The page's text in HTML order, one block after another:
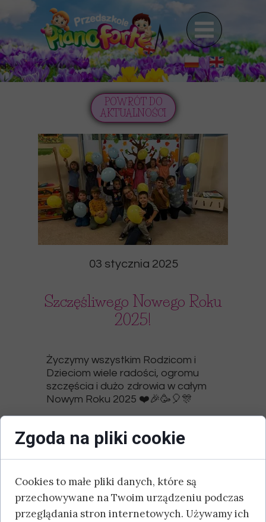
POWRÓT DO
AKTUALNOŚCI
03 stycznia 2025
Szczęśliwego Nowego Roku
2025!
Życzymy wszystkim Rodzicom i
Dzieciom wiele radości, ogromu
szczęścia i dużo zdrowia w całym
Nowym Roku 2025 ❤️🎉🥳🎈🎊
Zgoda na pliki cookie
Cookies to małe pliki danych, które są
przechowywane na Twoim urządzeniu podczas
przeglądania stron internetowych. Używamy ich